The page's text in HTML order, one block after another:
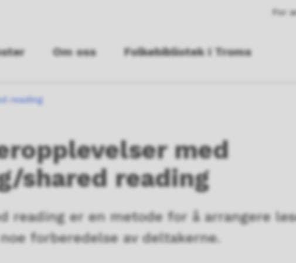
For
Om oss Folkebibliotek i Troms
reading
med
shared reading
reading er en metode for å arrangere
forberedelse av deltakerne.